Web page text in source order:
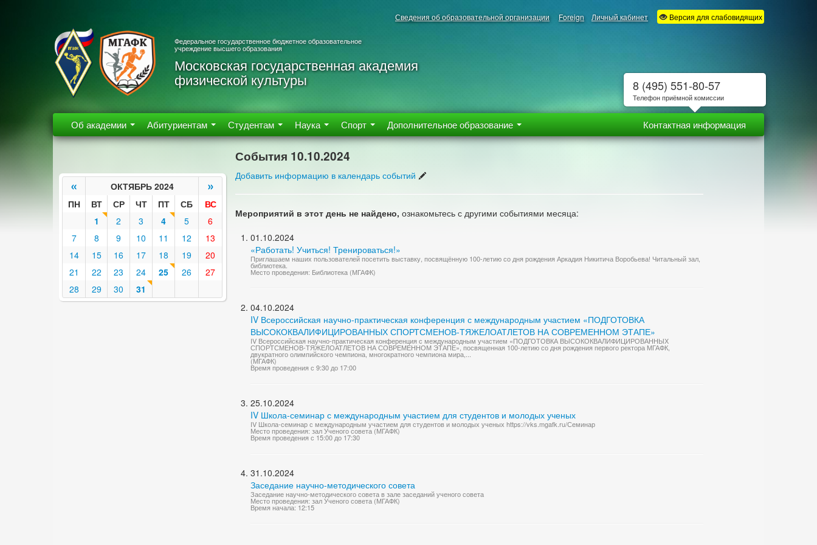
Сведения об образовательной организации Foreign Личный кабинет Версия для слабовидящих
Федеральное государственное бюджетное образовательное
учреждение высшего образования
Московская государственная академия
физической культуры
Об академии Абитуриентам Студентам Наука Спорт Дополнительное образование Контактная информация
« ОКТЯБРЬ 2024 »
ПН ВТ СР ЧТ ПТ СБ
ВС
1
2 3 4 5
6
7
8 9 10 11 12
13
14
15 16 17 18 19
20
21
22 23 24 25 26
27
28
29 30 31
События 10.10.2024
Добавить информацию в календарь событий
Мероприятий в этот день не найдено, ознакомьтесь с другими событиями месяца:
01.10.2024
«Работать! Учиться! Тренироваться!»
Приглашаем наших пользователей посетить выставку, посвящённую 100-летию со дня рождения Аркадия Никитича Воробьева! Читальный зал,
библиотека.
Место проведения: Библиотека (МГАФК)
04.10.2024
IV Всероссийская научно-практическая конференция с международным участием «ПОДГОТОВКА
ВЫСОКОКВАЛИФИЦИРОВАННЫХ СПОРТСМЕНОВ-ТЯЖЕЛОАТЛЕТОВ НА СОВРЕМЕННОМ ЭТАПЕ»
IV Всероссийская научно-практическая конференция с международным участием «ПОДГОТОВКА ВЫСОКОКВАЛИФИЦИРОВАННЫХ
СПОРТСМЕНОВ-ТЯЖЕЛОАТЛЕТОВ НА СОВРЕМЕННОМ ЭТАПЕ», посвященная 100-летию со дня рождения первого ректора МГАФК,
двукратного олимпийского чемпиона, многократного чемпиона мира,...
(МГАФК)
Время проведения с 9:30 до 17:00
25.10.2024
IV Школа-семинар с международным участием для студентов и молодых ученых
IV Школа-семинар с международным участием для студентов и молодых ученых https://vks.mgafk.ru/Семинар
Место проведения: зал Ученого совета (МГАФК)
Время проведения с 15:00 до 17:30
31.10.2024
Заседание научно-методического совета
Заседание научно-методического совета в зале заседаний ученого совета
Место проведения: зал Ученого совета (МГАФК)
Время начала: 12:15
8 (495) 551-80-57
Телефон приёмной комиссии